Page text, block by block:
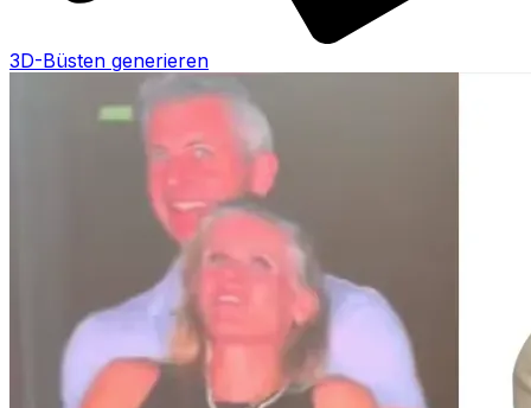
3D-Büsten generieren